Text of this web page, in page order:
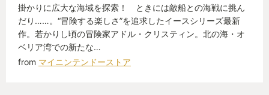
幅が広い難易度がありアクションが苦手な人でも楽
しめる仕様になってます。
購入を迷っている人がいれば、体験版もあるので是
非、気軽にプレイして欲しいです。
掛かりに広大な海域を探索！ ときには敵船との海戦に挑ん
だり……。“冒険する楽しさ”を追求したイースシリーズ最新
作。若かりし頃の冒険家アドル・クリスティン。北の海・オ
ベリア湾での新たな…
from マイニンテンドーストア